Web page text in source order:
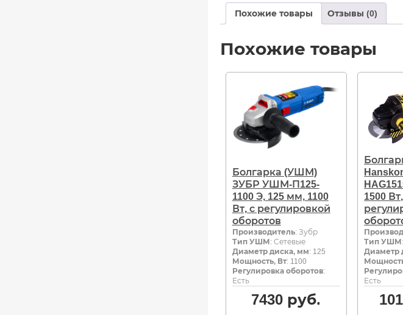
Похожие товары Отзывы (0)
Похожие товары
Болгарка (УШМ)
ЗУБР УШМ-П125-
1100 Э, 125 мм, 1100
Вт, с регулировкой
оборотов
Производитель: Зубр
Тип УШМ: Сетевые
Диаметр диска, мм: 125
Мощность, Вт: 1100
Регулировка оборотов:
Есть
7430 руб.
1500
Тип УШМ
Диаметр
Есть